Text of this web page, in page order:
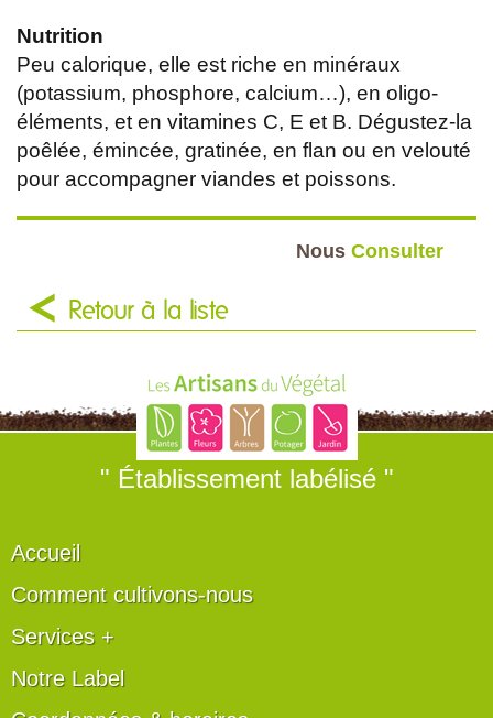
Nutrition
Peu calorique, elle est riche en minéraux
(potassium, phosphore, calcium…), en oligo-
éléments, et en vitamines C, E et B. Dégustez-la
poêlée, émincée, gratinée, en flan ou en velouté
pour accompagner viandes et poissons.
Nous Consulter
Retour à la liste
" Établissement labélisé "
Accueil
Comment cultivons-nous
Services +
Notre Label